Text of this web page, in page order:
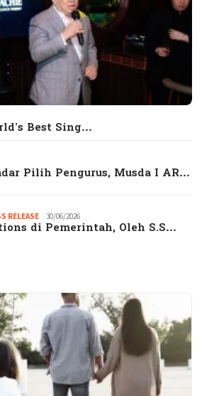
Best Sing…
Pilih Pengurus, Musda I AR…
RELEASE 30/06/2026
di Pemerintah, Oleh S.S…